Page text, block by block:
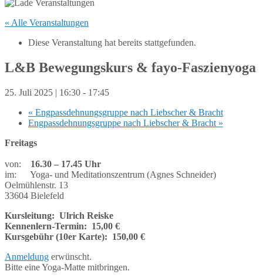
« Alle Veranstaltungen
Diese Veranstaltung hat bereits stattgefunden.
L&B Bewegungskurs & fayo-Faszienyoga
25. Juli 2025 | 16:30 - 17:45
« Engpassdehnungsgruppe nach Liebscher & Bracht
Engpassdehnungsgruppe nach Liebscher & Bracht »
Freitags
von: 16.30 – 17.45 Uhr
im: Yoga- und Meditationszentrum (Agnes Schneider)
Oelmühlenstr. 13
33604 Bielefeld
Kursleitung: Ulrich Reiske
Kennenlern-Termin: 15,00 €
Kursgebühr (10er Karte): 150,00 €
Anmeldung erwünscht.
Bitte eine Yoga-Matte mitbringen.